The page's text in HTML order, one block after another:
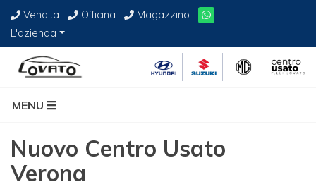
Vendita Officina
Magazzino
L'azienda
MENU
Nuovo Centro Usato
Verona